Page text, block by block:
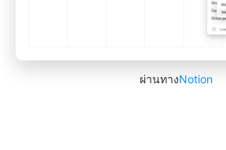
ผ่านทางNotion